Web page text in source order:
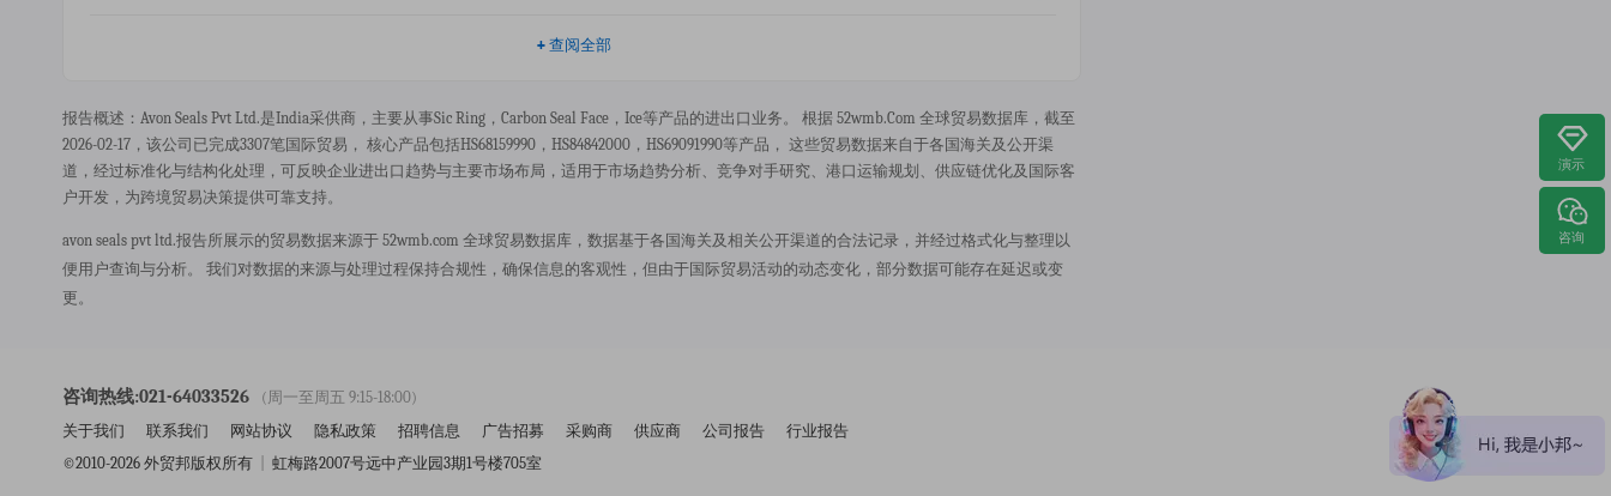
+ 查阅全部
报告概述：avon Seals Pvt Ltd.是india采供商，主要从事sic Ring，carbon Seal Face，ice等产品的进出口业务。 根据 52wmb.com 全球贸易数据库，截至
2026-02-17，该公司已完成3307笔国际贸易， 核心产品包括HS68159990，HS84842000，HS69091990等产品， 这些贸易数据来自于各国海关及公开渠
道，经过标准化与结构化处理，可反映企业进出口趋势与主要市场布局，适用于市场趋势分析、竞争对手研究、港口运输规划、供应链优化及国际客
户开发，为跨境贸易决策提供可靠支持。
avon seals pvt ltd.报告所展示的贸易数据来源于 52wmb.com 全球贸易数据库，数据基于各国海关及相关公开渠道的合法记录，并经过格式化与整理以
便用户查询与分析。 我们对数据的来源与处理过程保持合规性，确保信息的客观性，但由于国际贸易活动的动态变化，部分数据可能存在延迟或变
更。
咨询热线:021-64033526
(周一至周五 9:15-18:00)
关于我们
联系我们 网站协议 隐私政策 招聘信息 广告招募 采购商 供应商 公司报告
行业报告
©2010-2026 外贸邦版权所有
虹梅路2007号远中产业园3期1号楼705室
演示
咨询